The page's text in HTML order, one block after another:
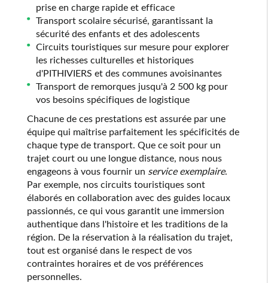
prise en charge rapide et efficace
Transport scolaire sécurisé, garantissant la
sécurité des enfants et des adolescents
Circuits touristiques sur mesure pour explorer
les richesses culturelles et historiques
d'PITHIVIERS et des communes avoisinantes
Transport de remorques jusqu'à 2 500 kg pour
vos besoins spécifiques de logistique
Chacune de ces prestations est assurée par une
équipe qui maîtrise parfaitement les spécificités de
chaque type de transport. Que ce soit pour un
trajet court ou une longue distance, nous nous
engageons à vous fournir un service exemplaire.
Par exemple, nos circuits touristiques sont
élaborés en collaboration avec des guides locaux
passionnés, ce qui vous garantit une immersion
authentique dans l'histoire et les traditions de la
région. De la réservation à la réalisation du trajet,
tout est organisé dans le respect de vos
contraintes horaires et de vos préférences
personnelles.